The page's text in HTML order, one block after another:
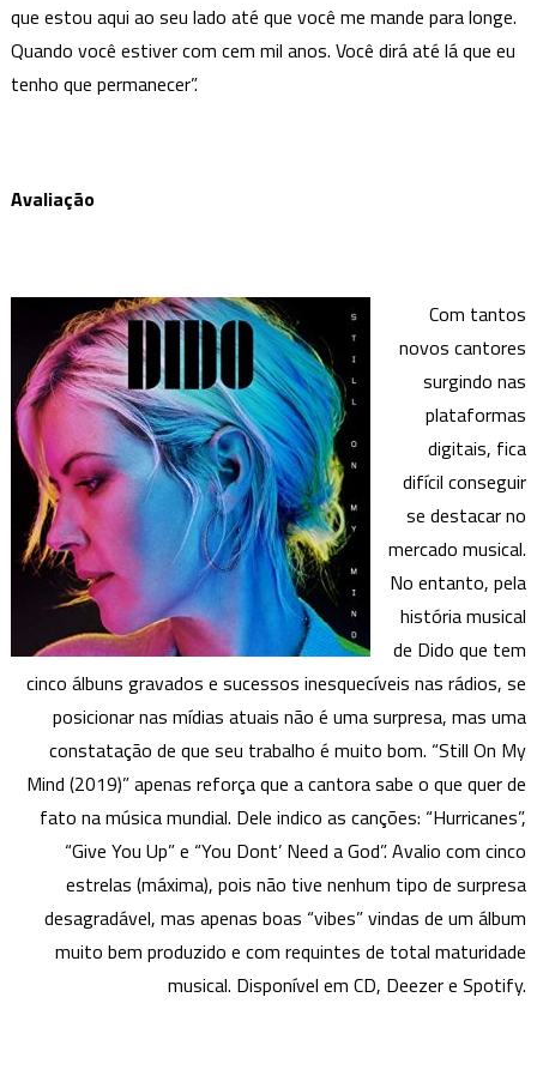
que estou aqui ao seu lado até que você me mande para longe.
Quando você estiver com cem mil anos. Você dirá até lá que eu
tenho que permanecer”.
Avaliação
Com tantos
novos cantores
surgindo nas
plataformas
digitais, fica
difícil conseguir
se destacar no
mercado musical.
No entanto, pela
história musical
de Dido que tem
cinco álbuns gravados e sucessos inesquecíveis nas rádios, se
posicionar nas mídias atuais não é uma surpresa, mas uma
constatação de que seu trabalho é muito bom. “Still On My
Mind (2019)” apenas reforça que a cantora sabe o que quer de
fato na música mundial. Dele indico as canções: “Hurricanes”,
“Give You Up” e “You Dont’ Need a God”. Avalio com cinco
estrelas (máxima), pois não tive nenhum tipo de surpresa
desagradável, mas apenas boas “vibes” vindas de um álbum
muito bem produzido e com requintes de total maturidade
musical. Disponível em CD, Deezer e Spotify.